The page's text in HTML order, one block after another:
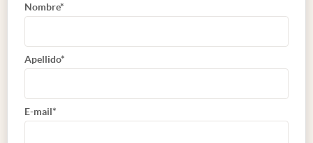
Nombre*
Apellido*
E-mail*